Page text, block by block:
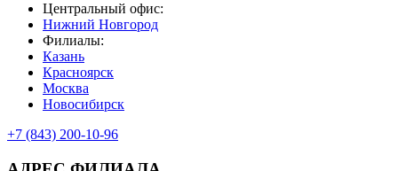
Центральный офис:
Нижний Новгород
Филиалы:
Казань
Красноярск
Москва
Новосибирск
+7 (843) 200-10-96